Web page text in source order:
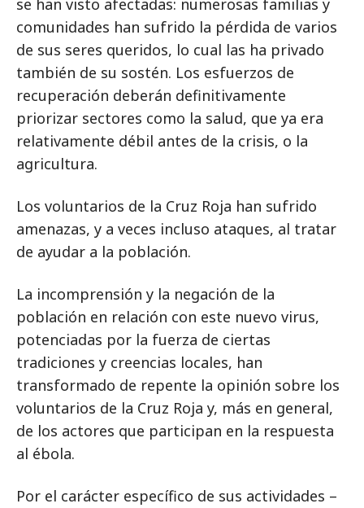
se han visto afectadas: numerosas familias y
comunidades han sufrido la pérdida de varios
de sus seres queridos, lo cual las ha privado
también de su sostén. Los esfuerzos de
recuperación deberán definitivamente
priorizar sectores como la salud, que ya era
relativamente débil antes de la crisis, o la
agricultura.
Los voluntarios de la Cruz Roja han sufrido
amenazas, y a veces incluso ataques, al tratar
de ayudar a la población.
La incomprensión y la negación de la
población en relación con este nuevo virus,
potenciadas por la fuerza de ciertas
tradiciones y creencias locales, han
transformado de repente la opinión sobre los
voluntarios de la Cruz Roja y, más en general,
de los actores que participan en la respuesta
al ébola.
Por el carácter específico de sus actividades –